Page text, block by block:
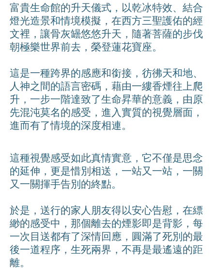
富貴生命館的升天儀式，以乾冰特效、結合
燈光造景和情境模擬，在西方三聖護佑的經
文裡，讓骨灰罎悠悠升天，隨著菩薩的步伐
朝極樂世界前去，榮登蓮花寶座。
這是一種跨界的感應和銜接，彷彿天和地、
人神之間的語言密碼，藉由一縷香煙往上爬
升，一步一階達致了生命昇華的意義，由原
先混沌莫名的感受，進入實質的視覺層面，
進而有了情境的深度相連。
這種視覺感受如此真情實意，它不僅是思念
的延伸，更是惜別相送，一站又一站，一關
又一關揮手告別的終點。
於是，送行的家人朋友得以安心告慰，在縹
緲的感受中，那個離去的煙影即是背影，每
一次目送都有了深情回應，圓滿了死別的最
後一道程序，生死兩界，不再是最遙遠的距
離。